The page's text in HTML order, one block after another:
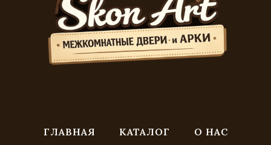
ГЛАВНАЯ КАТАЛОГ
О НАС